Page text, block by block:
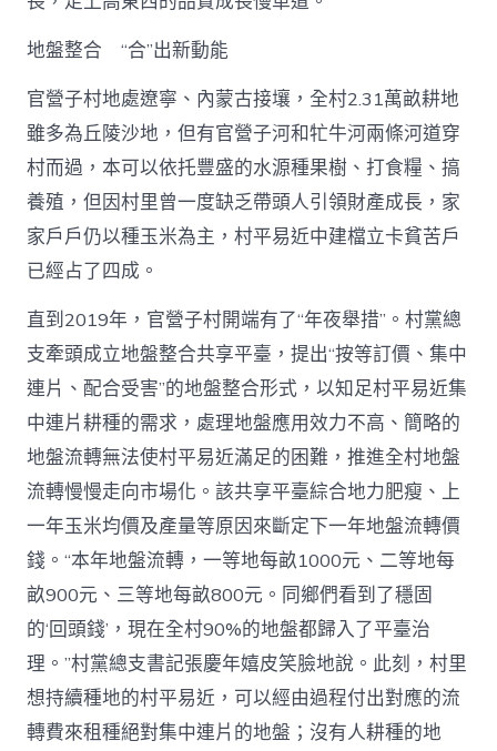
查
行
情
樣
板
村
_
中
國
地盤整合 “合”出新動能
官營子村地處遼寧、內蒙古接壤，全村2.31萬畝耕地
雖多為丘陵沙地，但有官營子河和牤牛河兩條河道穿
村而過，本可以依托豐盛的水源種果樹、打食糧、搞
養殖，但因村里曾一度缺乏帶頭人引領財產成長，家
家戶戶仍以種玉米為主，村平易近中建檔立卡貧苦戶
已經占了四成。
直到2019年，官營子村開端有了“年夜舉措”。村黨總
支牽頭成立地盤整合共享平臺，提出“按等訂價、集中
連片、配合受害”的地盤整合形式，以知足村平易近集
中連片耕種的需求，處理地盤應用效力不高、簡略的
地盤流轉無法使村平易近滿足的困難，推進全村地盤
流轉慢慢走向市場化。該共享平臺綜合地力肥瘦、上
一年玉米均價及產量等原因來斷定下一年地盤流轉價
錢。“本年地盤流轉，一等地每畝1000元、二等地每
畝900元、三等地每畝800元。同鄉們看到了穩固
的‘回頭錢’，現在全村90%的地盤都歸入了平臺治
理。”村黨總支書記張慶年嬉皮笑臉地說。此刻，村里
想持續種地的村平易近，可以經由過程付出對應的流
轉費來租種絕對集中連片的地盤；沒有人耕種的地